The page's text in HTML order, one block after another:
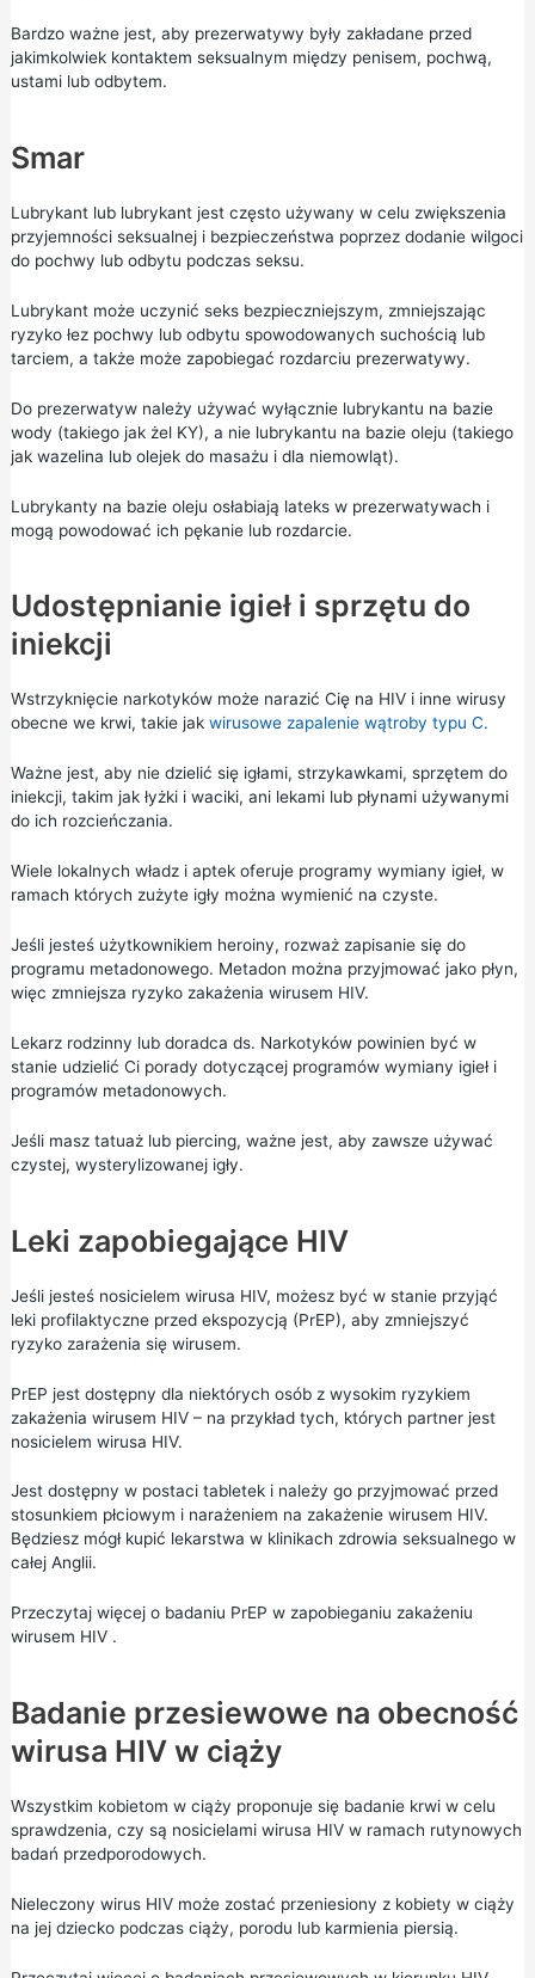
Bardzo ważne jest, aby prezerwatywy były zakładane przed
jakimkolwiek kontaktem seksualnym między penisem, pochwą,
ustami lub odbytem.
Smar
Lubrykant lub lubrykant jest często używany w celu zwiększenia
przyjemności seksualnej i bezpieczeństwa poprzez dodanie wilgoci
do pochwy lub odbytu podczas seksu.
Lubrykant może uczynić seks bezpieczniejszym, zmniejszając
ryzyko łez pochwy lub odbytu spowodowanych suchością lub
tarciem, a także może zapobiegać rozdarciu prezerwatywy.
Do prezerwatyw należy używać wyłącznie lubrykantu na bazie
wody (takiego jak żel KY), a nie lubrykantu na bazie oleju (takiego
jak wazelina lub olejek do masażu i dla niemowląt).
Lubrykanty na bazie oleju osłabiają lateks w prezerwatywach i
mogą powodować ich pękanie lub rozdarcie.
Udostępnianie igieł i sprzętu do
iniekcji
Wstrzyknięcie narkotyków może narazić Cię na HIV i inne wirusy
obecne we krwi, takie jak wirusowe zapalenie wątroby typu C.
Ważne jest, aby nie dzielić się igłami, strzykawkami, sprzętem do
iniekcji, takim jak łyżki i waciki, ani lekami lub płynami używanymi
do ich rozcieńczania.
Wiele lokalnych władz i aptek oferuje programy wymiany igieł, w
ramach których zużyte igły można wymienić na czyste.
Jeśli jesteś użytkownikiem heroiny, rozważ zapisanie się do
programu metadonowego. Metadon można przyjmować jako płyn,
więc zmniejsza ryzyko zakażenia wirusem HIV.
Lekarz rodzinny lub doradca ds. Narkotyków powinien być w
stanie udzielić Ci porady dotyczącej programów wymiany igieł i
programów metadonowych.
Jeśli masz tatuaż lub piercing, ważne jest, aby zawsze używać
czystej, wysterylizowanej igły.
Leki zapobiegające HIV
Jeśli jesteś nosicielem wirusa HIV, możesz być w stanie przyjąć
leki profilaktyczne przed ekspozycją (PrEP), aby zmniejszyć
ryzyko zarażenia się wirusem.
PrEP jest dostępny dla niektórych osób z wysokim ryzykiem
zakażenia wirusem HIV – na przykład tych, których partner jest
nosicielem wirusa HIV.
Jest dostępny w postaci tabletek i należy go przyjmować przed
stosunkiem płciowym i narażeniem na zakażenie wirusem HIV.
Będziesz mógł kupić lekarstwa w klinikach zdrowia seksualnego w
całej Anglii.
Przeczytaj więcej o badaniu PrEP w zapobieganiu zakażeniu
wirusem HIV.
Badanie przesiewowe na obecność
wirusa HIV w ciąży
Wszystkim kobietom w ciąży proponuje się badanie krwi w celu
sprawdzenia, czy są nosicielami wirusa HIV w ramach rutynowych
badań przedporodowych.
Nieleczony wirus HIV może zostać przeniesiony z kobiety w ciąży
na jej dziecko podczas ciąży, porodu lub karmienia piersią.